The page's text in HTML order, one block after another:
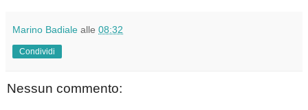
Marino Badiale alle 08:32
Condividi
Nessun commento: